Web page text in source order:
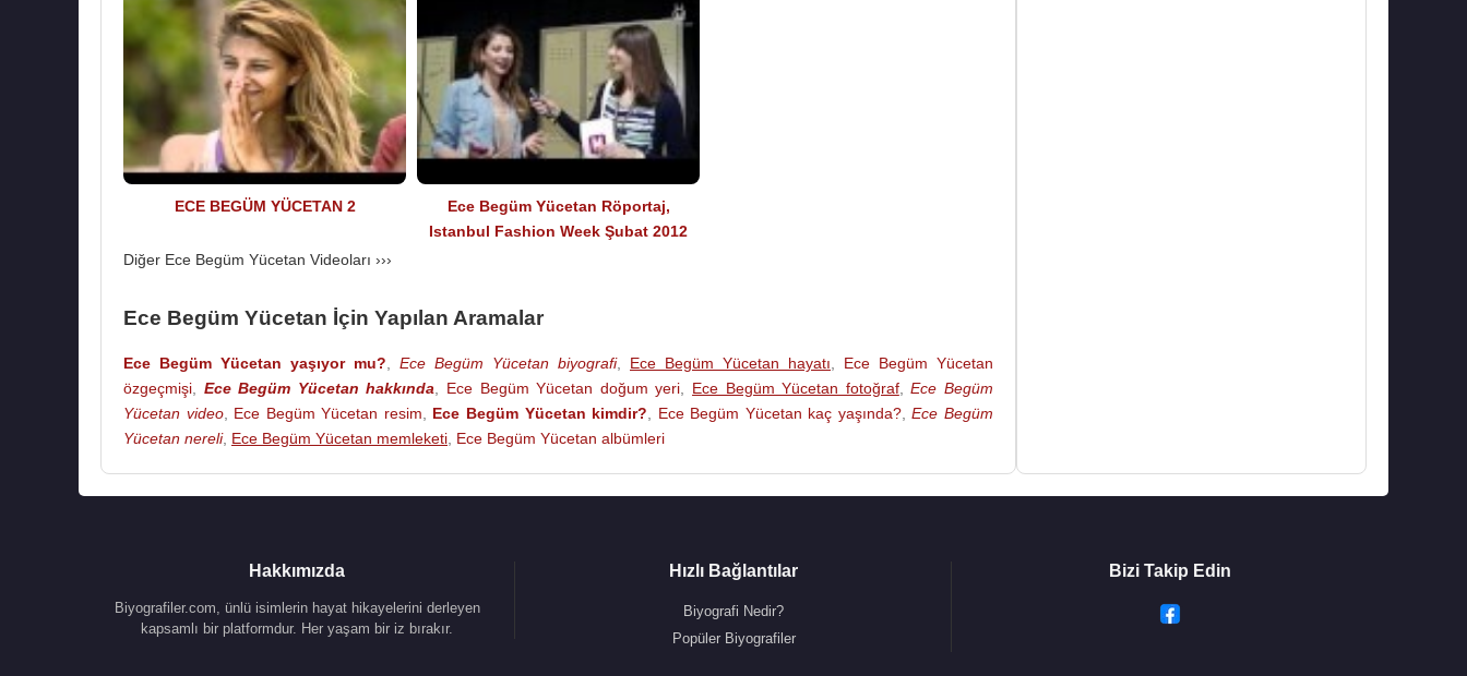
ECE BEGÜM YÜCETAN 2
Ece Begüm Yücetan Röportaj,
Istanbul Fashion Week Şubat 2012
Diğer Ece Begüm Yücetan Videoları ›››
Ece Begüm Yücetan İçin Yapılan Aramalar
Ece Begüm Yücetan yaşıyor mu?, Ece Begüm Yücetan biyografi, Ece Begüm Yücetan hayatı, Ece Begüm Yücetan
özgeçmişi, Ece Begüm Yücetan hakkında, Ece Begüm Yücetan doğum yeri, Ece Begüm Yücetan fotoğraf,Ece Begüm
Yücetan video, Ece Begüm Yücetan resim, Ece Begüm Yücetan kimdir?, Ece Begüm Yücetan kaç yaşında?,Ece Begüm
Yücetan nereli, Ece Begüm Yücetan memleketi, Ece Begüm Yücetan albümleri
Hakkımızda
Biyografiler.com, ünlü isimlerin hayat hikayelerini derleyen
kapsamlı bir platformdur. Her yaşam bir iz bırakır.
Hızlı Bağlantılar
Biyografi Nedir?
Popüler Biyografiler
Bizi Takip Edin